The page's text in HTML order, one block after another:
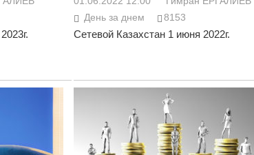
День за днем
8153
Сетевой Казахстан 1 июня 2022г.
Война
Сороса